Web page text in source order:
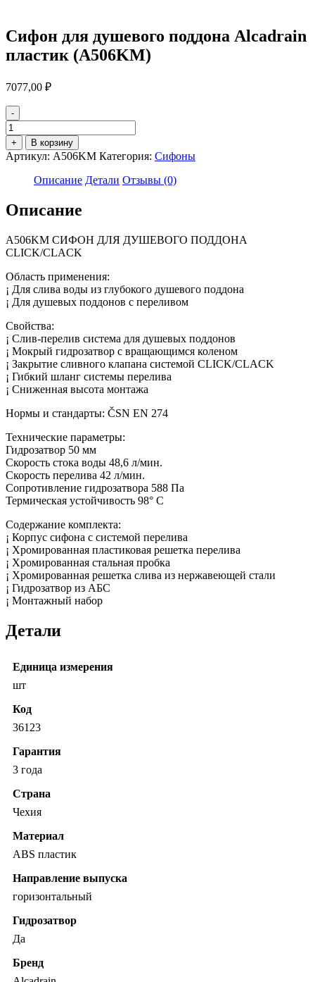
Сифон для душевого поддона Alcadrain
пластик (A506KM)
7077,00 ₽
-
Количество
товара
Сифон
для
душевого
поддона
Alcadrain
пластик
+ В корзину
Артикул: A506KM Категория: Сифоны
Описание Детали Отзывы (0)
Описание
A506KM СИФОН ДЛЯ ДУШЕВОГО ПОДДОНA
CLICK/CLACK
Область применения:
¡ Для слива воды из глубокого душевого поддона
¡ Для душевых поддонов с переливом
Свойства:
¡ Слив-перелив система для душевых поддонов
¡ Мокрый гидрозатвор с вращающимся коленом
¡ Закрытие сливного клапана системой CLICK/CLACK
¡ Гибкий шланг системы перелива
¡ Сниженная высота монтажа
Нормы и стандарты: ČSN EN 274
Технические параметры:
Гидрозатвор 50 мм
Скорость стока воды 48,6 л/мин.
Скорость перелива 42 л/мин.
Сопротивление гидрозатвора 588 Па
Термическая устойчивость 98° С
Содержание комплекта:
¡ Корпус сифона с системой перелива
¡ Хромированная пластиковая решетка перелива
¡ Хромированная стальная пробка
¡ Хромированная решетка слива из нержавеющей стали
¡ Гидрозатвор из АБС
¡ Монтажный набор
Детали
Единица измерения
шт
Код
36123
Гарантия
3 года
Страна
Чехия
Материал
ABS пластик
Направление выпуска
горизонтальный
Гидрозатвор
Да
Бренд